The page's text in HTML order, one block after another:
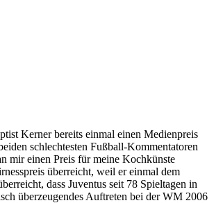
Kerner bereits einmal einen Medienpreis
schlechtesten Fußball-Kommentatoren
mir einen Preis für meine Kochkünste
überreicht, weil er einmal dem
dass Juventus seit 78 Spieltagen in
überzeugendes Auftreten bei der WM 2006